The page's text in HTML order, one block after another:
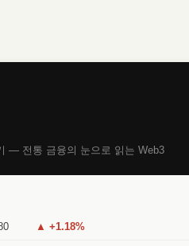
— 전통 금융의 눈으로 읽는 Web3
▲ +1.18%